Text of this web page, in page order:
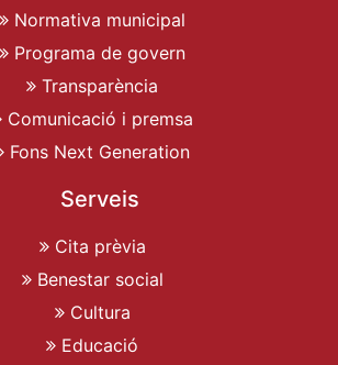
Normativa municipal
Programa de govern
Transparència
Comunicació i premsa
Fons Next Generation
Serveis
Cita prèvia
Benestar social
Cultura
Educació